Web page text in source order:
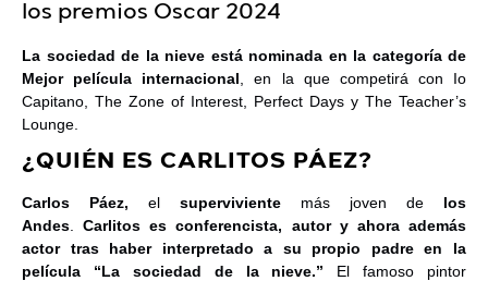
los premios Oscar 2024
La sociedad de la nieve está nominada en la categoría de
Mejor película internacional , en la que competirá con Io
Capitano, The Zone of Interest, Perfect Days y The Teacher’s
Lounge.
¿QUIÉN ES CARLITOS PÁEZ?
Carlos Páez, el superviviente más joven de los
Andes .Carlitos es conferencista, autor y ahora además
actor tras haber interpretado a su propio padre en la
película “La sociedad de la nieve.” El famoso pintor